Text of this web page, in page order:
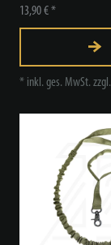
13,90 € *
* inkl. ges. MwSt. zzgl.